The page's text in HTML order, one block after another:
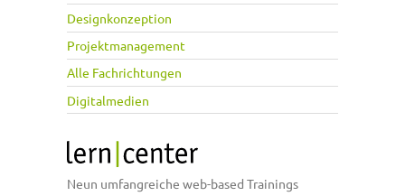
Designkonzeption
Projektmanagement
Alle Fachrichtungen
Digitalmedien
Neun umfangreiche web-based Trainings